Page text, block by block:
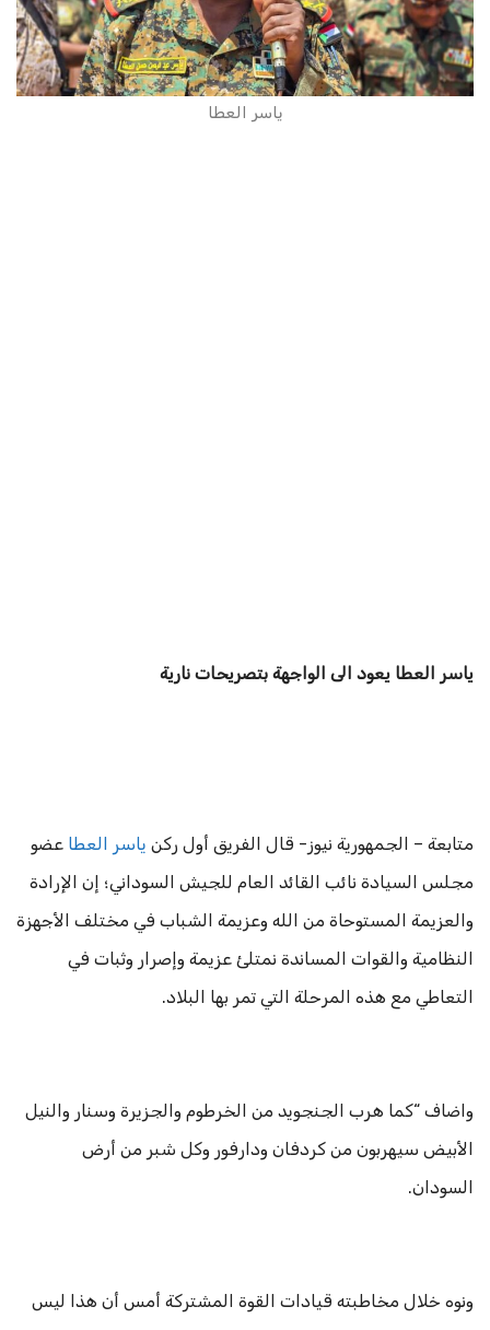
ياسر العطا
ياسر العطا يعود الى الواجهة بتصريحات نارية
متابعة – الجمهورية نيوز- قال الفريق أول ركن ياسر العطا عضو
مجلس السيادة نائب القائد العام للجيش السوداني؛ إن الإرادة
والعزيمة المستوحاة من الله وعزيمة الشباب في مختلف الأجهزة
النظامية والقوات المساندة نمتلئ عزيمة وإصرار وثبات في
التعاطي مع هذه المرحلة التي تمر بها البلاد.
واضاف “كما هرب الجنجويد من الخرطوم والجزيرة وسنار والنيل
الأبيض سيهربون من كردفان ودارفور وكل شبر من أرض
السودان.
ونوه خلال مخاطبته قيادات القوة المشتركة أمس أن هذا ليس